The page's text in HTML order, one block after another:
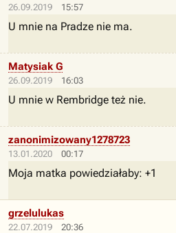
26.09.2019 15:57
U mnie na Pradze nie ma.
26.09.2019 16:03
Matysiak G
U mnie w Rembridge też nie.
13.01.2020 00:17
zanonimizowany1278723
Moja matka powiedziałaby: +1
22.07.2019 20:36
grzelulukas